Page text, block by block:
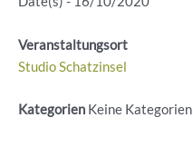
Veranstaltungsort
Studio Schatzinsel
Kategorien Keine Kategorien